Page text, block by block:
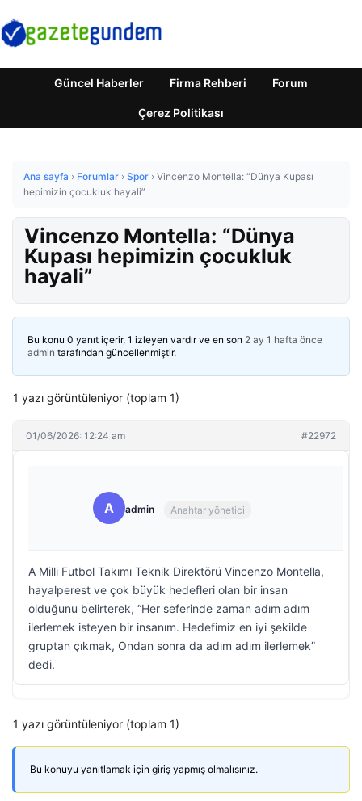
Güncel Haberler Firma Rehberi Forum
Çerez Politikası
Ana sayfa › Forumlar › Spor › Vincenzo Montella: “Dünya Kupası
hepimizin çocukluk hayali”
Vincenzo Montella: “Dünya
Kupası hepimizin çocukluk
hayali”
Bu konu 0 yanıt içerir, 1 izleyen vardır ve en son 2 ay 1 hafta önce
admin tarafından güncellenmiştir.
1 yazı görüntüleniyor (toplam 1)
01/06/2026: 12:24 am #22972
A admin Anahtar yönetici
A Milli Futbol Takımı Teknik Direktörü Vincenzo Montella,
hayalperest ve çok büyük hedefleri olan bir insan
olduğunu belirterek, “Her seferinde zaman adım adım
ilerlemek isteyen bir insanım. Hedefimiz en iyi şekilde
gruptan çıkmak, Ondan sonra da adım adım ilerlemek”
dedi.
1 yazı görüntüleniyor (toplam 1)
Bu konuyu yanıtlamak için giriş yapmış olmalısınız.